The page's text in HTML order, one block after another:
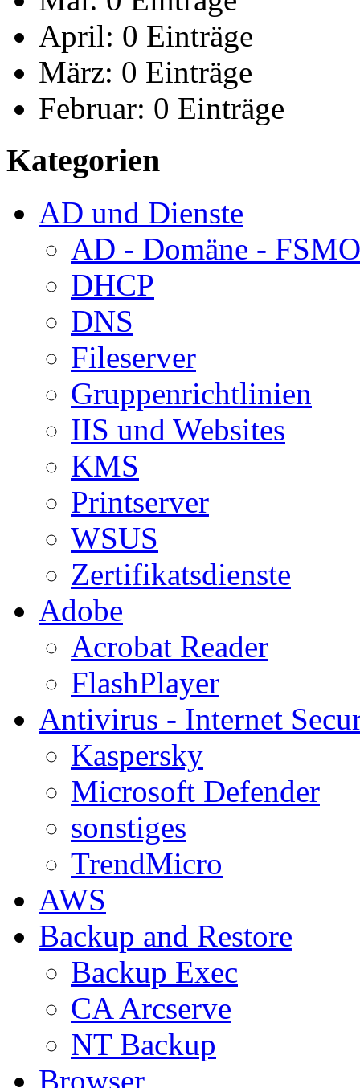
April: 0 Einträge
März: 0 Einträge
Februar: 0 Einträge
Kategorien
AD und Dienste
AD - Domäne - FSMO
DHCP
DNS
Fileserver
Gruppenrichtlinien
IIS und Websites
KMS
Printserver
WSUS
Zertifikatsdienste
Adobe
Acrobat Reader
FlashPlayer
Antivirus - Internet
Kaspersky
Microsoft Defender
sonstiges
TrendMicro
AWS
Backup and Restore
Backup Exec
CA Arcserve
NT Backup
Browser